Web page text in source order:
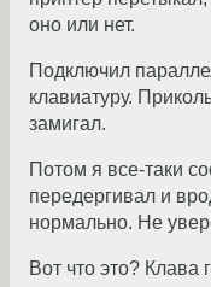
оно или нет.
Подключил
клавиатуру.
замигал.
Потом я все-таки
передергивал и
нормально. Не
Вот что это? Клава